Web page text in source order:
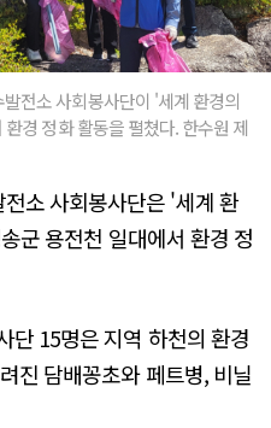
전소 사회봉사단이 '세계 환경의
경 정화 활동을 펼쳤다. 한수원 제
소 사회봉사단은 '세계 환
군 용전천 일대에서 환경 정
단 15명은 지역 하천의 환경
진 담배꽁초와 페트병, 비닐